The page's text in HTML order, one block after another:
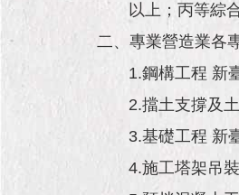
以上；丙等綜合
二、專業營造業各
1.鋼構工程 新
2.擋土支撐及土
3.基礎工程 新臺
4.施工塔架吊裝